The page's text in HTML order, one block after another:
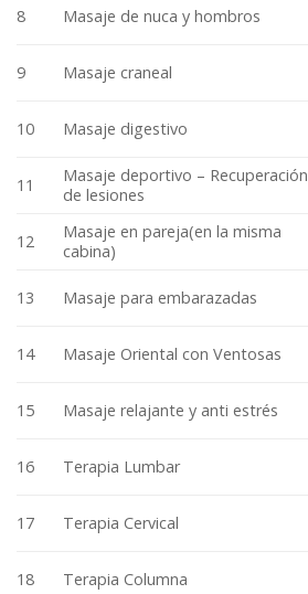
8 Masaje de nuca y hombros
9 Masaje craneal
10 Masaje digestivo
11
Masaje deportivo – Recuperación
de lesiones
12
Masaje en pareja(en la misma
cabina)
13 Masaje para embarazadas
14 Masaje Oriental con Ventosas
15 Masaje relajante y anti estrés
16 Terapia Lumbar
17 Terapia Cervical
18 Terapia Columna